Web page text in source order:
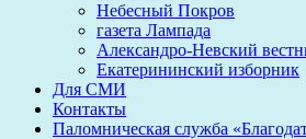
Небесный Покров
газета Лампада
Александро-Невский
Екатерининский изборник
Для СМИ
Контакты
Паломническая служба